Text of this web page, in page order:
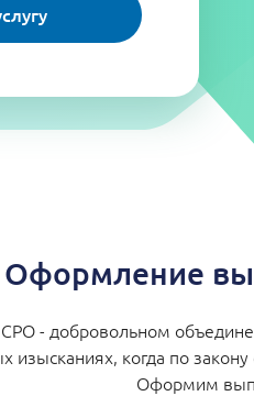
Оформление
- добровольном
изысканиях, когда по
Оформим